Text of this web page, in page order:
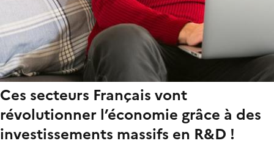
Ces secteurs Français vont
révolutionner l’économie grâce à des
investissements massifs en R&D !